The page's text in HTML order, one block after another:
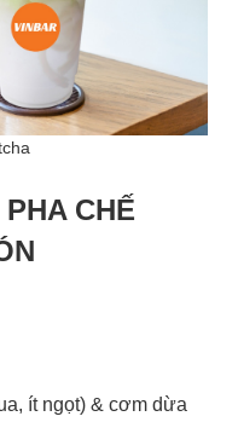
CHẾ
ít ngọt) & cơm dừa